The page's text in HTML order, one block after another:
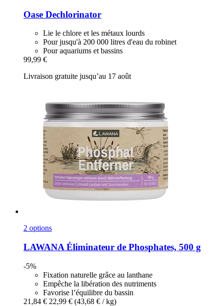
Oase Dechlorinator
Lie le chlore et les métaux lourds
Pour jusqu'à 200 000 litres d'eau du robinet
Pour aquariums et bassins
99,99 €
Livraison gratuite jusqu’au 17 août
2 options
LAWANA Éliminateur de Phosphates, 500 g
-5%
Fixation naturelle grâce au lanthane
Empêche la libération des nutriments
Favorise l’équilibre du bassin
21,84 € 22,99 € (43,68 € / kg)